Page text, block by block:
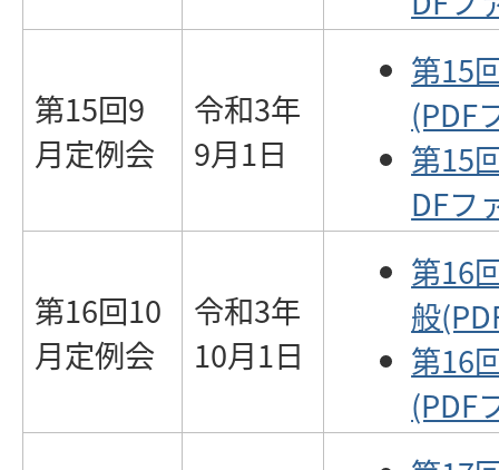
第15回9
月定例会
令和3年
9月1日
第15
(PDF
第15
DFフ
第16回10
月定例会
令和3年
10月1日
第16
般
第16
(PDF